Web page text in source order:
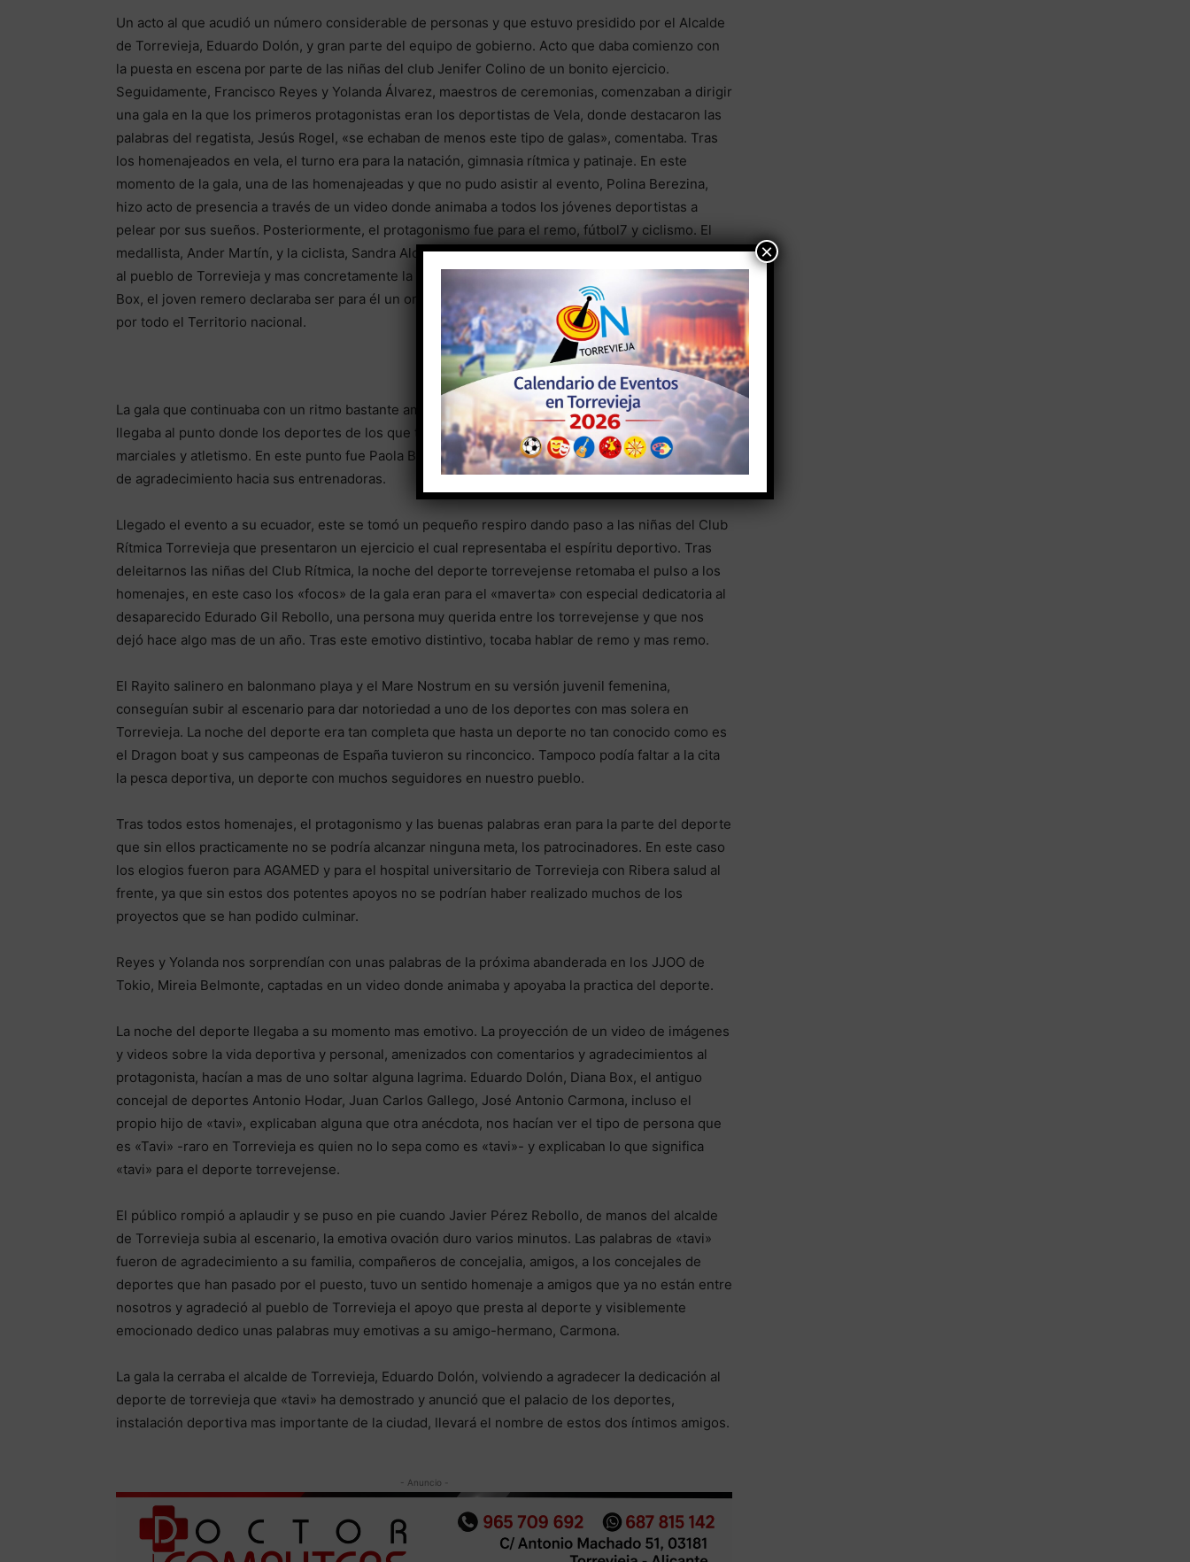
Un acto al que acudió un número considerable de personas y que estuvo presidido por el Alcalde
de Torrevieja, Eduardo Dolón, y gran parte del equipo de gobierno. Acto que daba comienzo con
la puesta en escena por parte de las niñas del club Jenifer Colino de un bonito ejercicio.
Seguidamente, Francisco Reyes y Yolanda Álvarez, maestros de ceremonias, comenzaban a dirigir
una gala en la que los primeros protagonistas eran los deportistas de Vela, donde destacaron las
palabras del regatista, Jesús Rogel, «se echaban de menos este tipo de galas», comentaba. Tras
los homenajeados en vela, el turno era para la natación, gimnasia rítmica y patinaje. En este
momento de la gala, una de las homenajeadas y que no pudo asistir al evento, Polina Berezina,
hizo acto de presencia a través de un video donde animaba a todos los jóvenes deportistas a
pelear por sus sueños. Posteriormente, el protagonismo fue para el remo, fútbol7 y ciclismo. El
medallista, Ander Martín, y la ciclista, Sandra Alonso dedicaron unas palabras de agradecimiento
al pueblo de Torrevieja y mas concretamente la concejalía de deportes encabezada por Diana
Box, el joven remero declaraba ser para él un orgullo llevar el nombre y la bandera de Torrevieja
por todo el Territorio nacional.
La gala que continuaba con un ritmo bastante ameno gracias a la conducción de Reyes y Yolanda,
llegaba al punto donde los deportes de los que tocaba hablar eran los de balonmano, artes
marciales y atletismo. En este punto fue Paola Bernabé (futura guerrera) la que tuvo unas palabras
de agradecimiento hacia sus entrenadoras.
Llegado el evento a su ecuador, este se tomó un pequeño respiro dando paso a las niñas del Club
Rítmica Torrevieja que presentaron un ejercicio el cual representaba el espíritu deportivo. Tras
deleitarnos las niñas del Club Rítmica, la noche del deporte torrevejense retomaba el pulso a los
homenajes, en este caso los «focos» de la gala eran para el «maverta» con especial dedicatoria al
desaparecido Edurado Gil Rebollo, una persona muy querida entre los torrevejense y que nos
dejó hace algo mas de un año. Tras este emotivo distintivo, tocaba hablar de remo y mas remo.
El Rayito salinero en balonmano playa y el Mare Nostrum en su versión juvenil femenina,
conseguían subir al escenario para dar notoriedad a uno de los deportes con mas solera en
Torrevieja. La noche del deporte era tan completa que hasta un deporte no tan conocido como es
el Dragon boat y sus campeonas de España tuvieron su rinconcico. Tampoco podía faltar a la cita
la pesca deportiva, un deporte con muchos seguidores en nuestro pueblo.
Tras todos estos homenajes, el protagonismo y las buenas palabras eran para la parte del deporte
que sin ellos practicamente no se podría alcanzar ninguna meta, los patrocinadores. En este caso
los elogios fueron para AGAMED y para el hospital universitario de Torrevieja con Ribera salud al
frente, ya que sin estos dos potentes apoyos no se podrían haber realizado muchos de los
proyectos que se han podido culminar.
Reyes y Yolanda nos sorprendían con unas palabras de la próxima abanderada en los JJOO de
Tokio, Mireia Belmonte, captadas en un video donde animaba y apoyaba la practica del deporte.
La noche del deporte llegaba a su momento mas emotivo. La proyección de un video de imágenes
y videos sobre la vida deportiva y personal, amenizados con comentarios y agradecimientos al
protagonista, hacían a mas de uno soltar alguna lagrima. Eduardo Dolón, Diana Box, el antiguo
concejal de deportes Antonio Hodar, Juan Carlos Gallego, José Antonio Carmona, incluso el
propio hijo de «tavi», explicaban alguna que otra anécdota, nos hacían ver el tipo de persona que
es «Tavi» -raro en Torrevieja es quien no lo sepa como es «tavi»- y explicaban lo que significa
«tavi» para el deporte torrevejense.
El público rompió a aplaudir y se puso en pie cuando Javier Pérez Rebollo, de manos del alcalde
de Torrevieja subia al escenario, la emotiva ovación duro varios minutos. Las palabras de «tavi»
fueron de agradecimiento a su familia, compañeros de concejalia, amigos, a los concejales de
deportes que han pasado por el puesto, tuvo un sentido homenaje a amigos que ya no están entre
nosotros y agradeció al pueblo de Torrevieja el apoyo que presta al deporte y visiblemente
emocionado dedico unas palabras muy emotivas a su amigo-hermano, Carmona.
La gala la cerraba el alcalde de Torrevieja, Eduardo Dolón, volviendo a agradecer la dedicación al
deporte de torrevieja que «tavi» ha demostrado y anunció que el palacio de los deportes,
instalación deportiva mas importante de la ciudad, llevará el nombre de estos dos íntimos amigos.
- Anuncio -
×